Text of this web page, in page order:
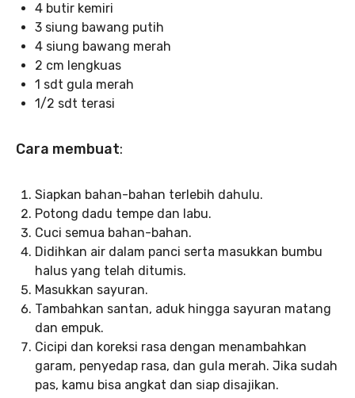
4 butir kemiri
3 siung bawang putih
4 siung bawang merah
2 cm lengkuas
1 sdt gula merah
1/2 sdt terasi
Cara membuat:
Siapkan bahan-bahan terlebih dahulu.
Potong dadu tempe dan labu.
Cuci semua bahan-bahan.
Didihkan air dalam panci serta masukkan bumbu
halus yang telah ditumis.
Masukkan sayuran.
Tambahkan santan, aduk hingga sayuran matang
dan empuk.
Cicipi dan koreksi rasa dengan menambahkan
garam, penyedap rasa, dan gula merah. Jika sudah
pas, kamu bisa angkat dan siap disajikan.